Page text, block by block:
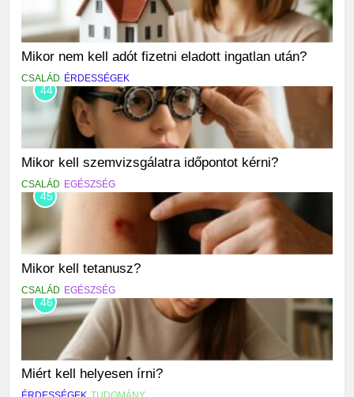
Mikor nem kell adót fizetni eladott ingatlan után?
CSALÁD ÉRDESSÉGEK
44
Mikor kell szemvizsgálatra időpontot kérni?
CSALÁD EGÉSZSÉG
45
Mikor kell tetanusz?
CSALÁD EGÉSZSÉG
46
Miért kell helyesen írni?